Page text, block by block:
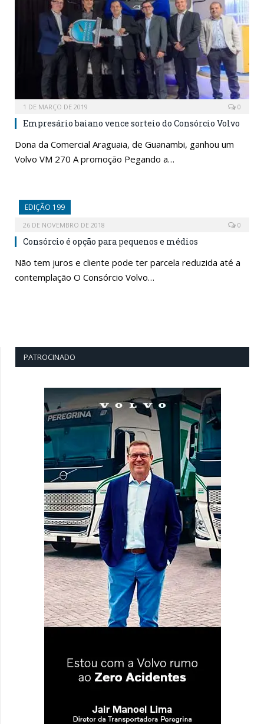
1 DE MARÇO DE 2019 0
Empresário baiano vence sorteio do Consórcio Volvo
Dona da Comercial Araguaia, de Guanambi, ganhou um
Volvo VM 270 A promoção Pegando a…
EDIÇÃO 199
26 DE NOVEMBRO DE 2018 0
Consórcio é opção para pequenos e médios
Não tem juros e cliente pode ter parcela reduzida até a
contemplação O Consórcio Volvo…
PATROCINADO